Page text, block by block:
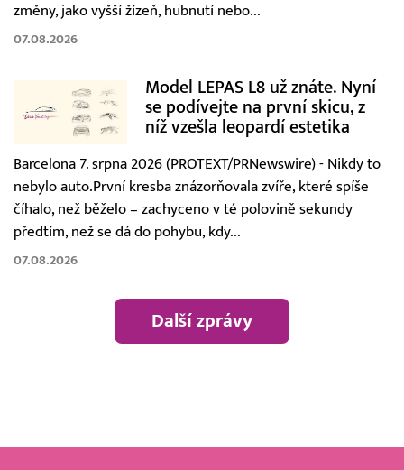
změny, jako vyšší žízeň, hubnutí nebo...
07.08.2026
Model LEPAS L8 už znáte. Nyní
se podívejte na první skicu, z
níž vzešla leopardí estetika
Barcelona 7. srpna 2026 (PROTEXT/PRNewswire) - Nikdy to
nebylo auto.První kresba znázorňovala zvíře, které spíše
číhalo, než běželo – zachyceno v té polovině sekundy
předtím, než se dá do pohybu, kdy...
07.08.2026
Další zprávy